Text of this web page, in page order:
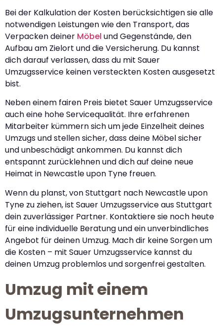
Bei der Kalkulation der Kosten berücksichtigen sie alle
notwendigen Leistungen wie den Transport, das
Verpacken deiner Möbel und Gegenstände, den
Aufbau am Zielort und die Versicherung. Du kannst
dich darauf verlassen, dass du mit Sauer
Umzugsservice keinen versteckten Kosten ausgesetzt
bist.
Neben einem fairen Preis bietet Sauer Umzugsservice
auch eine hohe Servicequalität. Ihre erfahrenen
Mitarbeiter kümmern sich um jede Einzelheit deines
Umzugs und stellen sicher, dass deine Möbel sicher
und unbeschädigt ankommen. Du kannst dich
entspannt zurücklehnen und dich auf deine neue
Heimat in Newcastle upon Tyne freuen.
Wenn du planst, von Stuttgart nach Newcastle upon
Tyne zu ziehen, ist Sauer Umzugsservice aus Stuttgart
dein zuverlässiger Partner. Kontaktiere sie noch heute
für eine individuelle Beratung und ein unverbindliches
Angebot für deinen Umzug. Mach dir keine Sorgen um
die Kosten – mit Sauer Umzugsservice kannst du
deinen Umzug problemlos und sorgenfrei gestalten.
Umzug mit einem
Umzugsunternehmen